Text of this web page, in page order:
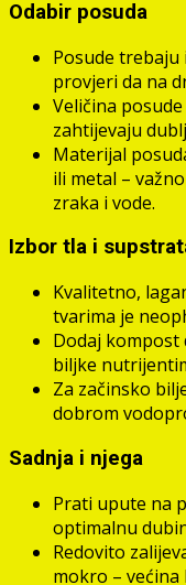
Odabir posuda
Posude
provjeri da na
Veličina
zahtijevaju
Materijal
ili metal –
zraka i vode.
Izbor tla i
Kvalitetno,
tvarima je
Dodaj
biljke
Za začinsko
dobrom
Sadnja i njega
Prati upute na
optimalnu
Redovito
mokro – većina